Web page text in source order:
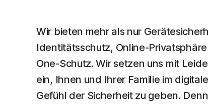
Wir bieten mehr als nur
Identitätsschutz, Online-
One-Schutz. Wir setzen uns mit
ein, Ihnen und Ihrer Familie im
Gefühl der Sicherheit zu geben.